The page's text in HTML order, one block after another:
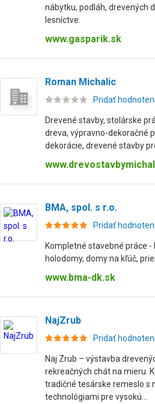
nábytku, podláh, drevených
lesníctve.
www.gasparik.sk
Roman Michalic
Pridať
Drevené stavby, stolárske
dreva, výpravno-dekoračné
dekorácie, drevené stavby
BMA, spol. s r.o.
Pridať
Kompletné stavebné práce -
holodomy, domy na kľúč,
www.bma-dk.sk
NajZrub
Pridať
Naj Zrub – výstavba
rekreačných chát na mieru.
tradičné tesárske remeslo s
technológiami pre vysokú...